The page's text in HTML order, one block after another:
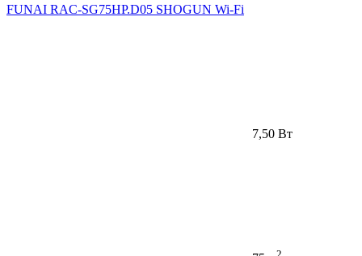
FUNAI RAC-SG75HP.D05 SHOGUN Wi-Fi
7,50 Вт
2